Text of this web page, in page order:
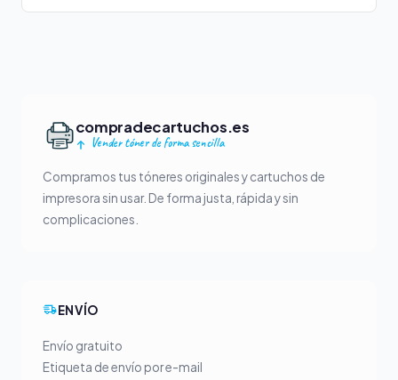
compradecartuchos.es
Vender tóner de forma sencilla
Compramos tus tóneres originales y cartuchos de
impresora sin usar. De forma justa, rápida y sin
complicaciones.
ENVÍO
Envío gratuito
Etiqueta de envío por e-mail